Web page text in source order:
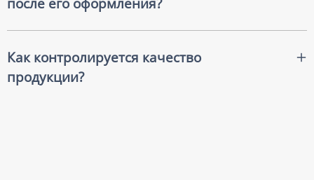
Изменения в заказ можно внести до старта
Как контролируется качество
продукции?